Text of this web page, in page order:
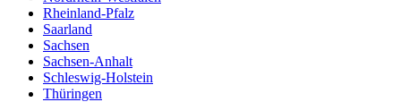
Rheinland-Pfalz
Saarland
Sachsen
Sachsen-Anhalt
Schleswig-Holstein
Thüringen